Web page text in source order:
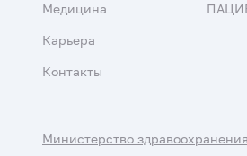
Медицина
Карьера
Контакты
Министерство